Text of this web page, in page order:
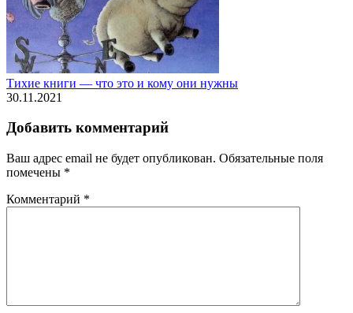
Тихие книги — что это и кому они нужны
30.11.2021
Добавить комментарий
Ваш адрес email не будет опубликован. Обязательные поля
помечены *
Комментарий *